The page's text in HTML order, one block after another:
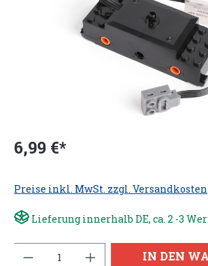
6,99 €*
Preise inkl. MwSt. zzgl. Versandkosten
Lieferung innerhalb DE, ca. 2 -3
IN DEN